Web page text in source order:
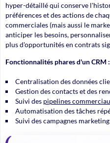
hyper-détaillé qui conserve
préférences et des actions de
commerciales (mais aussi le
anticiper les besoins,
plus d'opportunités en contrats
Fonctionnalités phares d'un CRM :
Centralisation des données
Gestion des contacts et des
Suivi des pipelines
Automatisation des tâches
Suivi des campagnes